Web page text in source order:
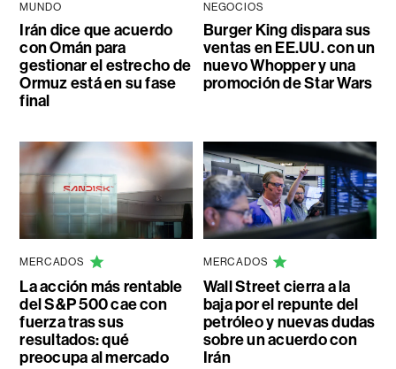
MUNDO
Irán dice que acuerdo
con Omán para
gestionar el estrecho de
Ormuz está en su fase
final
NEGOCIOS
Burger King dispara sus
ventas en EE.UU. con un
nuevo Whopper y una
promoción de Star Wars
MERCADOS
La acción más rentable
del S&P 500 cae con
fuerza tras sus
resultados: qué
preocupa al mercado
MERCADOS
Wall Street cierra a la
baja por el repunte del
petróleo y nuevas dudas
sobre un acuerdo con
Irán